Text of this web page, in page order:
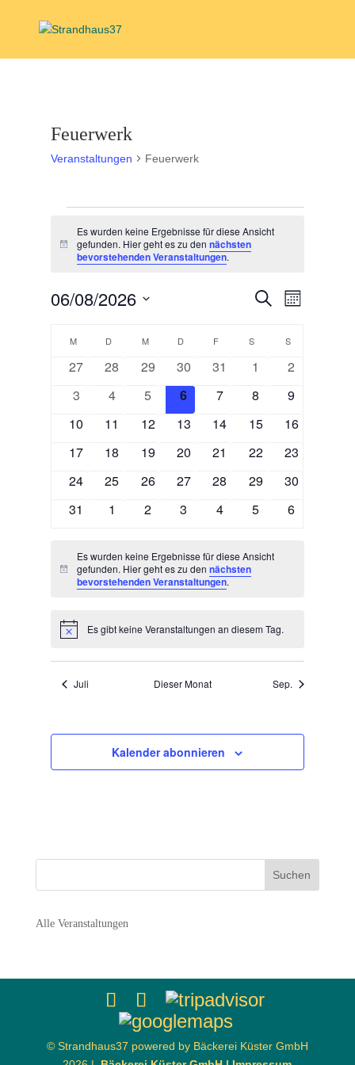
Feuerwerk
Veranstaltungen Feuerwerk
Hinweis
Es wurden keine Ergebnisse für diese Ansicht
gefunden. Hier geht es zu dennächsten
bevorstehenden Veranstaltungen.
und
Ansichten,
Navigation
Suche
Monat
06/08/2026
wählen.
Kalender
Veranstaltungen
MMONTAG
D DIENSTAG
MMITTWOCH
DDONNERSTAG
F FREITAG
S SAMSTAG
SSONNTAG
0
27
0
Veranstaltungen
28
0
Veranstaltungen
29
0
Veranstaltungen
30
0
31
0
1
0
2
0
3
0
Veranstaltungen
4
0
Veranstaltungen
5
0
Veranstaltungen
6
0
7
0
8
0
9
0
10
0
11
0
12
0
13
0
14
0
15
0
16
0
17
0
18
0
19
0
20
0
21
0
22
0
23
0
24
0
25
0
26
0
27
0
28
0
29
0
30
0
31
0
1
0
2
0
3
0
4
0
5
0
6
Hinweis
Es wurden keine Ergebnisse für diese Ansicht
gefunden. Hier geht es zu dennächsten
bevorstehenden Veranstaltungen.
HinweisEs gibt keine Veranstaltungen an diesem Tag.
Juli Dieser Monat Sep.
Kalender abonnieren
Alle Veranstaltungen
© Strandhaus37 powered by Bäckerei Küster GmbH